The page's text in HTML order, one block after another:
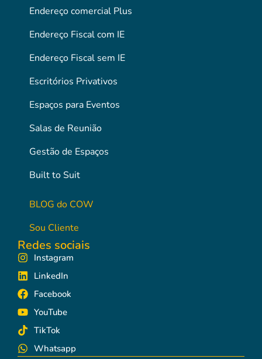
Endereço comercial Plus
Endereço Fiscal com IE
Endereço Fiscal sem IE
Escritórios Privativos
Espaços para Eventos
Salas de Reunião
Gestão de Espaços
Built to Suit
BLOG do COW
Sou Cliente
Redes sociais
Instagram
LinkedIn
Facebook
YouTube
TikTok
Whatsapp